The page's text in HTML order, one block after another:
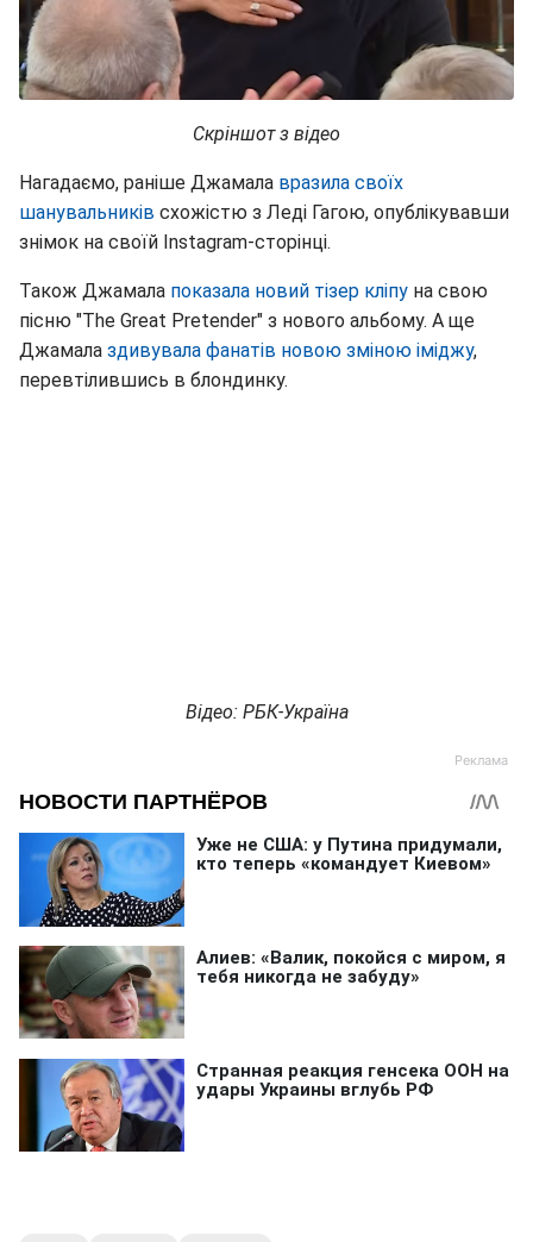
Скріншот з відео
Нагадаємо, раніше Джамала вразила своїх
шанувальників схожістю з Леді Гагою, опублікувавши
знімок на своїй Instagram-сторінці.
Також Джамала показала новий тізер кліпу на свою
пісню "The Great Pretender" з нового альбому. А ще
Джамала здивувала фанатів новою зміною іміджу,
перевтілившись в блондинку.
Відео: РБК-Україна